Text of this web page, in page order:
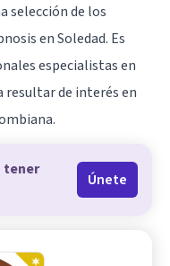
selección de los
en Soledad. Es
especialistas en
resultar de interés en
tener
Únete